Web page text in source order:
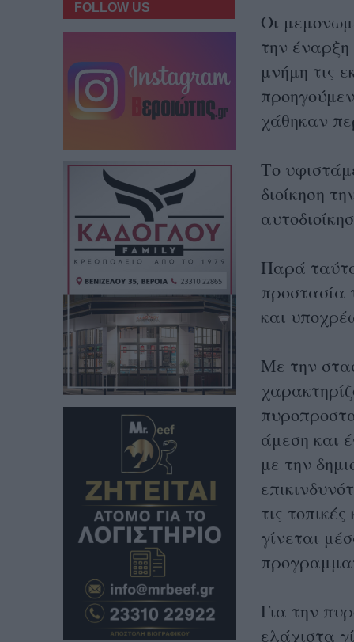
Οι
την
μνήμη τις
χάθηκαν
Το
διοίκηση
Παρά
προστασία
και
Με την
άμεση και
με την
τις
γίνεται
Για την
ελάχιστα
FOLLOW US